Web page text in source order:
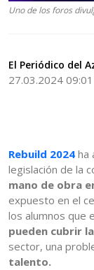
Uno de los foros
El Periódico del
27.03.2024 09:01
Rebuild 2024 ha
legislación de la
mano de obra
expuesto en el
los alumnos que
pueden cubrir
sector, una
talento.